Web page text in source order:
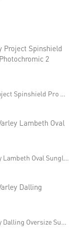
Occhiali fotocromatici Rudy Project Spinshield Pro neri con lente ImpactX™ Photochromic 2 Laser Black
Occhiali da sole da donna Varley Lambeth Oval Sunglasses
Occhiali da sole da donna Varley Dalling Oversize Sunglasses